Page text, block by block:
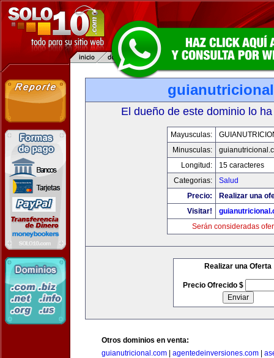
El dueño de este dominio lo
Mayusculas:
Minusculas:
Longitud:
15 caracteres
Categorias:
Salud
Precio:
Realizar una
Visitar!
Serán consideradas
Realizar una Oferta
Precio Ofrecido $
Otros dominios en venta:
guianutricional.com
agentedeinversiones.com